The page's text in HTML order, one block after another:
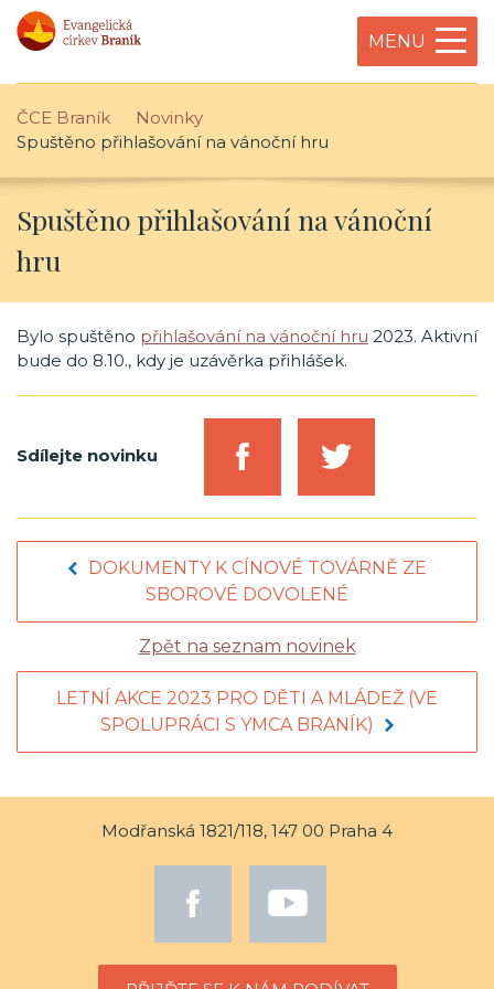
MENU
ČCE Braník
Novinky
Spuštěno přihlašování na vánoční hru
Spuštěno přihlašování na vánoční
hru
Bylo spuštěno přihlašování na vánoční hru 2023. Aktivní
bude do 8.10., kdy je uzávěrka přihlášek.
Sdílejte novinku
DOKUMENTY K CÍNOVÉ TOVÁRNĚ ZE
SBOROVÉ DOVOLENÉ
Zpět na seznam novinek
LETNÍ AKCE 2023 PRO DĚTI A MLÁDEŽ (VE
SPOLUPRÁCI S YMCA BRANÍK)
Modřanská 1821/118, 147 00 Praha 4